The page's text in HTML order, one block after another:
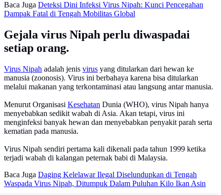
Baca Juga Deteksi Dini Infeksi Virus Nipah: Kunci Pencegahan
Dampak Fatal di Tengah Mobilitas Global
Gejala virus Nipah perlu diwaspadai
setiap orang.
Virus Nipah adalah jenis virus yang ditularkan dari hewan ke
manusia (zoonosis). Virus ini berbahaya karena bisa ditularkan
melalui makanan yang terkontaminasi atau langsung antar manusia.
Menurut Organisasi Kesehatan Dunia (WHO), virus Nipah hanya
menyebabkan sedikit wabah di Asia. Akan tetapi, virus ini
menginfeksi banyak hewan dan menyebabkan penyakit parah serta
kematian pada manusia.
Virus Nipah sendiri pertama kali dikenali pada tahun 1999 ketika
terjadi wabah di kalangan peternak babi di Malaysia.
Baca Juga Daging Kelelawar Ilegal Diselundupkan di Tengah
Waspada Virus Nipah, Ditumpuk Dalam Puluhan Kilo Ikan Asin